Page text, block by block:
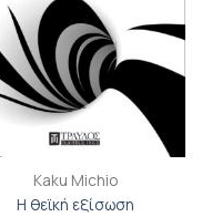
Kaku Michio
Η θεϊκή εξίσωση